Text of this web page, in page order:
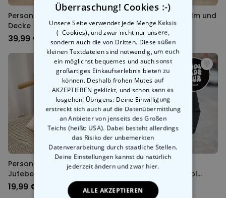
Personalisierbare Zeitreise
Decke
39,99 €
Personalisierbares Film und
Serien Poster
29,99 €
Personalisierbarer
Jutebeutel mit Schwarz
Weiß Fotos und Text
19,99 €
Personalisierbarer
Kapuzenpullover Cool
Moms & Dads Club
39,99 €
Überraschung! Cookies :-)
Unsere Seite verwendet jede Menge Keksis
(=Cookies), und zwar nicht nur unsere,
sondern auch die von Dritten. Diese süßen
kleinen Textdateien sind notwendig, um euch
ein möglichst bequemes und auch sonst
großartiges Einkaufserlebnis bieten zu
können. Deshalb frohen Mutes auf
AKZEPTIEREN geklickt, und schon kann es
losgehen! Übrigens: Deine Einwilligung
erstreckt sich auch auf die Datenübermittlung
an Anbieter von jenseits des Großen
Teichs (heißt: USA). Dabei besteht allerdings
das Risiko der unbemerkten
Datenverarbeitung durch staatliche Stellen.
Deine Einstellungen kannst du natürlich
jederzeit ändern und zwar hier.
ALLE AKZEPTIEREN